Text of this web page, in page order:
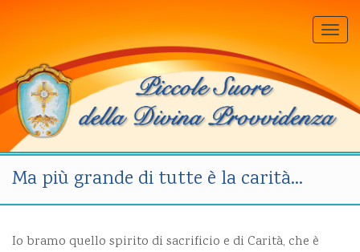
Ma più grande di tutte è la carità…
Io bramo quello spirito di sacrificio e di Carità, che è